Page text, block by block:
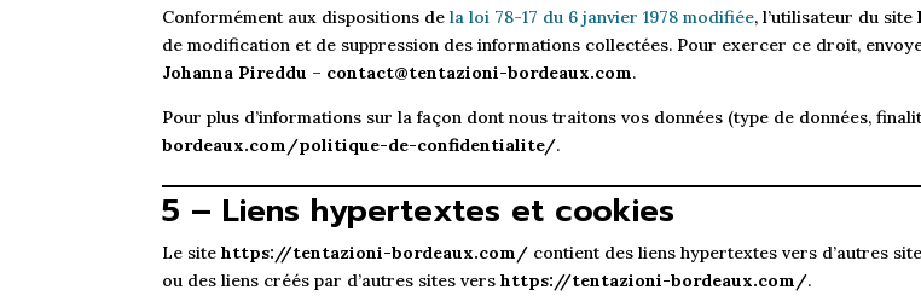
Conformément aux dispositions dela loi 78-17 du 6 janvier 1978 modifiée, l’utilisateur du site
de modification et de suppression des informations collectées. Pour exercer ce droit,
Johanna Pireddu – contact@tentazioni-bordeaux.com.
Pour plus d’informations sur la façon dont nous traitons vos données (type de données,
bordeaux.com/politique-de-confidentialite/.
5 – Liens hypertextes et cookies
Le sitehttps://tentazioni-bordeaux.com/ contient des liens hypertextes vers d’autres
ou des liens créés par d’autres sites vershttps://tentazioni-bordeaux.com/.